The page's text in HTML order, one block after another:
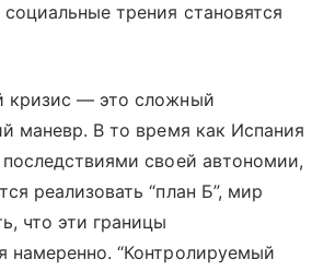
трения становятся
кризис — это сложный
маневр. В то время как Испания
последствиями своей автономии,
реализовать “план Б”, мир
что эти границы
намеренно. “Контролируемый